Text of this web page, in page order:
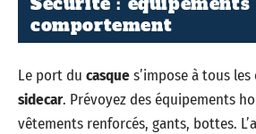
comportement
Le port du casques’impose à tous
sidecar. Prévoyez des équipements
vêtements renforcés, gants, bottes.